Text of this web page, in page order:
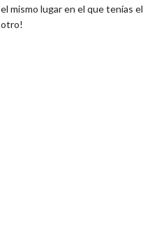
el mismo lugar en el que tenías el
otro!